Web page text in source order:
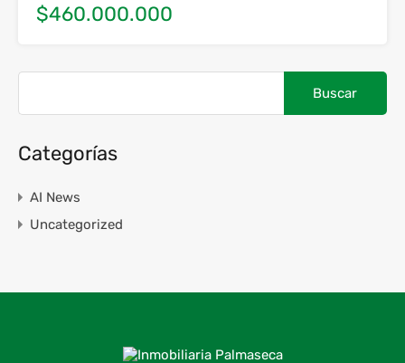
$460.000.000
Categorías
AI News
Uncategorized